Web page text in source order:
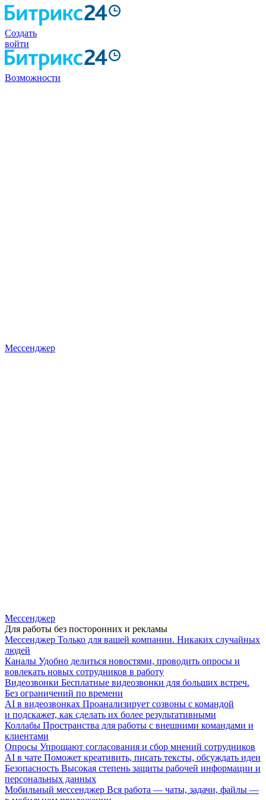
Создать
войти
Возможности
Мессенджер
Мессенджер
Для работы без посторонних и рекламы
Мессенджер Только для вашей компании. Никаких случайных
людей
Каналы Удобно делиться новостями, проводить опросы и
вовлекать новых сотрудников в работу
Видеозвонки Бесплатные видеозвонки для больших встреч.
Без ограничений по времени
AI в видеозвонках Проанализирует созвоны с командой
и подскажет, как сделать их более результативными
Коллабы Пространства для работы с внешними командами и
клиентами
Опросы Упрощают согласования и сбор мнений сотрудников
AI в чате Поможет креативить, писать тексты, обсуждать идеи
Безопасность Высокая степень защиты рабочей информации и
персональных данных
Мобильный мессенджер Вся работа — чаты, задачи, файлы —